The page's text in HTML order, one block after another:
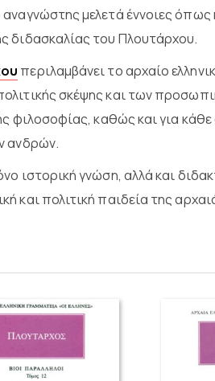
μελετά έννοιες όπως
διδασκαλίας του Πλουτάρχου.
περιλαμβάνει το αρχαίο
σκέψης και των
φιλοσοφίας, καθώς και για
ανδρών.
ιστορική γνώση, αλλά και
και πολιτική παιδεία της